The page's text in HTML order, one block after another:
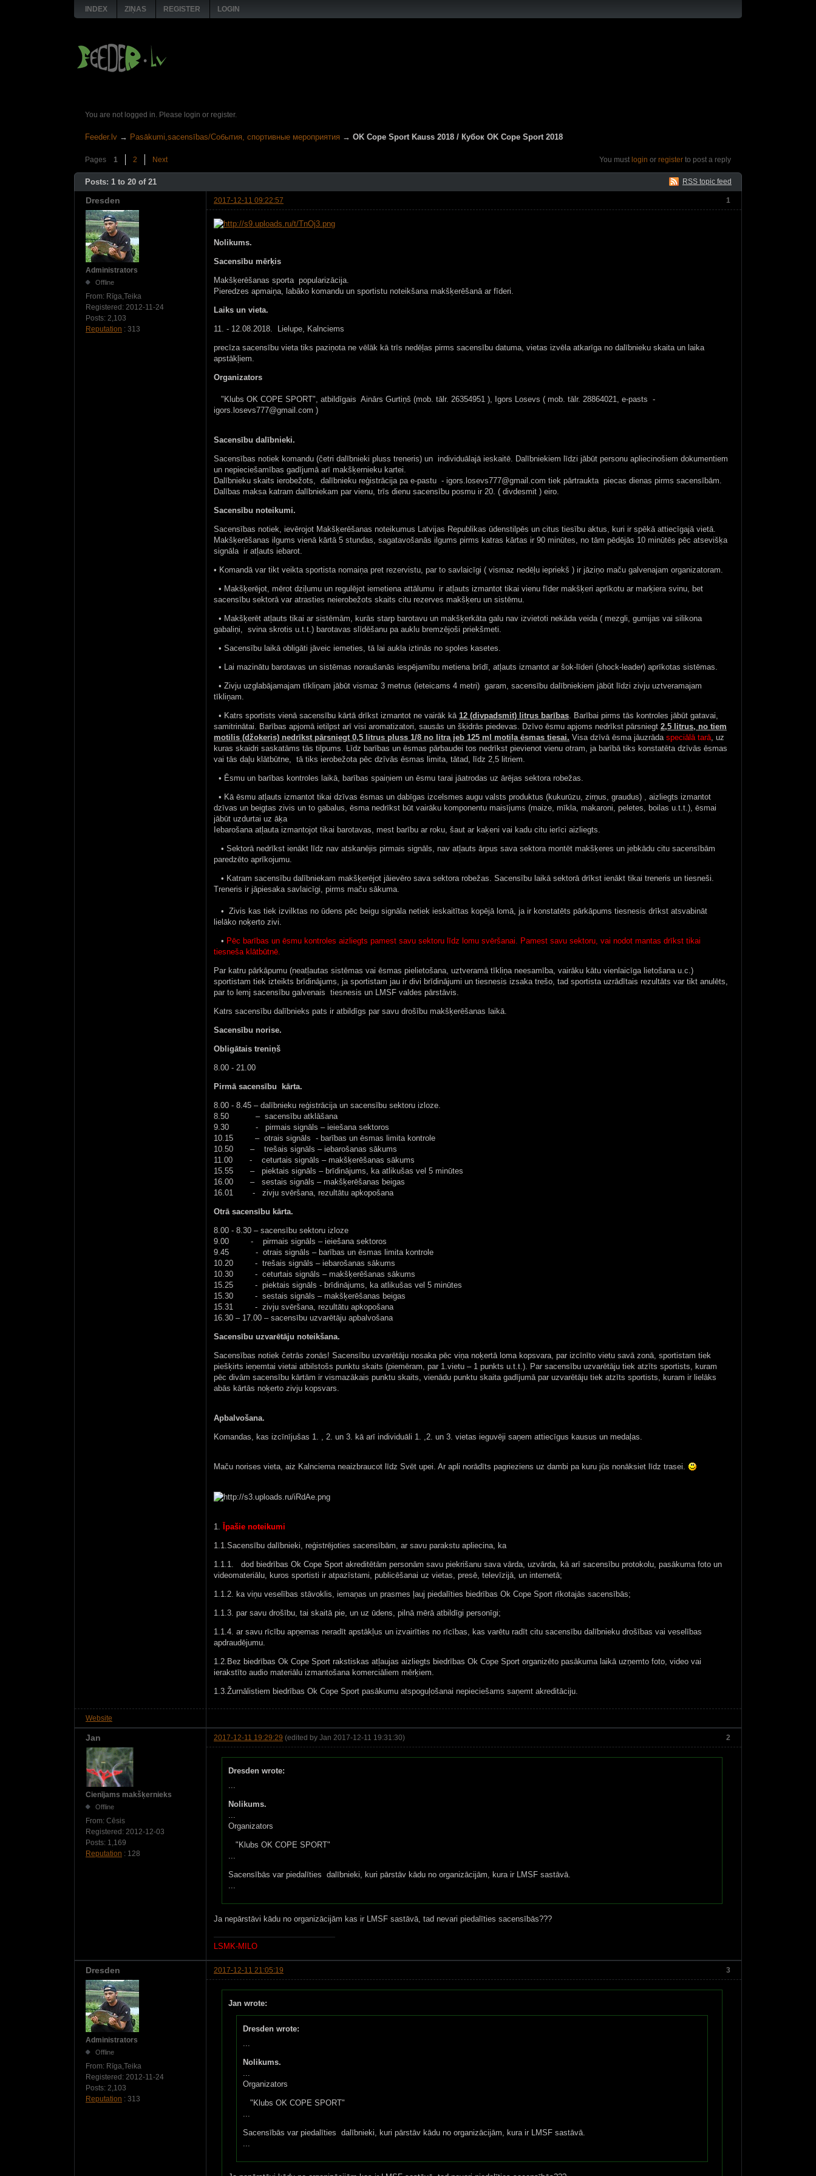
INDEX ZIŅAS REGISTER LOGIN
You are not logged in. Please login or register.
Feeder.lv → Pasākumi,sacensības/События, спортивные мероприятия →OK Cope Sport Kauss 2018 / Кубок OK Cope Sport 2018
Pages 1 2 Next You must login or register to post a reply
RSS topic feed
Posts: 1 to 20 of 21
1
Dresden 2017-12-11 09:22:57
Administrators
Offline
From: Rīga,Teika
Registered: 2012-11-24
Posts: 2,103
Reputation : 313
Nolikums.
Sacensību mērķis
Makšķerēšanas sporta popularizācija.
Pieredzes apmaiņa, labāko komandu un sportistu noteikšana makšķerēšanā ar fīderi.
Laiks un vieta.
11. - 12.08.2018. Lielupe, Kalnciems
precīza sacensību vieta tiks paziņota ne vēlāk kā trīs nedēļas pirms sacensību datuma, vietas izvēla atkarīga no dalībnieku skaita un laika
apstākļiem.
Organizators
"Klubs OK COPE SPORT", atbildīgais Ainārs Gurtiņš (mob. tālr. 26354951 ), Igors Losevs ( mob. tālr. 28864021, e-pasts -
igors.losevs777@gmail.com )
Sacensību dalībnieki.
Sacensības notiek komandu (četri dalībnieki pluss treneris) un individuālajā ieskaitē. Dalībniekiem līdzi jābūt personu apliecinošiem dokumentiem
un nepieciešamības gadījumā arī makšķernieku kartei.
Dalībnieku skaits ierobežots, dalībnieku reģistrācija pa e-pastu - igors.losevs777@gmail.com tiek pārtraukta piecas dienas pirms sacensībām.
Dalības maksa katram dalībniekam par vienu, trīs dienu sacensību posmu ir 20. ( divdesmit ) eiro.
Sacensību noteikumi.
Sacensības notiek, ievērojot Makšķerēšanas noteikumus Latvijas Republikas ūdenstilpēs un citus tiesību aktus, kuri ir spēkā attiecīgajā vietā.
Makšķerēšanas ilgums vienā kārtā 5 stundas, sagatavošanās ilgums pirms katras kārtas ir 90 minūtes, no tām pēdējās 10 minūtēs pēc atsevišķa
signāla ir atļauts iebarot.
• Komandā var tikt veikta sportista nomaiņa pret rezervistu, par to savlaicīgi ( vismaz nedēļu iepriekš ) ir jāziņo maču galvenajam organizatoram.
• Makšķerējot, mērot dziļumu un regulējot iemetiena attālumu ir atļauts izmantot tikai vienu fīder makšķeri aprīkotu ar marķiera svinu, bet
sacensību sektorā var atrasties neierobežots skaits citu rezerves makšķeru un sistēmu.
• Makšķerēt atļauts tikai ar sistēmām, kurās starp barotavu un makšķerkāta galu nav izvietoti nekāda veida ( mezgli, gumijas vai silikona
gabaliņi, svina skrotis u.t.t.) barotavas slīdēšanu pa auklu bremzējoši priekšmeti.
• Sacensību laikā obligāti jāveic iemeties, tā lai aukla iztinās no spoles kasetes.
• Lai mazinātu barotavas un sistēmas noraušanās iespējamību metiena brīdī, atļauts izmantot ar šok-līderi (shock-leader) aprīkotas sistēmas.
• Zivju uzglabājamajam tīkliņam jābūt vismaz 3 metrus (ieteicams 4 metri) garam, sacensību dalībniekiem jābūt līdzi zivju uztveramajam
tīkliņam.
• Katrs sportists vienā sacensību kārtā drīkst izmantot ne vairāk kā 12 (divpadsmit) litrus barības . Barībai pirms tās kontroles jābūt gatavai,
samitrinātai. Barības apjomā ietilpst arī visi aromatizatori, sausās un šķidrās piedevas. Dzīvo ēsmu apjoms nedrīkst pārsniegt 2,5 litrus, no tiem
motilis (džokeris) nedrīkst pārsniegt 0,5 litrus pluss 1/8 no litra jeb 125 ml motiļa ēsmas tiesai. Visa dzīvā ēsma jāuzrāda speciālā tarā , uz
kuras skaidri saskatāms tās tilpums. Līdz barības un ēsmas pārbaudei tos nedrīkst pievienot vienu otram, ja barībā tiks konstatēta dzīvās ēsmas
vai tās daļu klātbūtne, tā tiks ierobežota pēc dzīvās ēsmas limita, tātad, līdz 2,5 litriem.
• Ēsmu un barības kontroles laikā, barības spaiņiem un ēsmu tarai jāatrodas uz ārējas sektora robežas.
• Kā ēsmu atļauts izmantot tikai dzīvas ēsmas un dabīgas izcelsmes augu valsts produktus (kukurūzu, zirņus, graudus) , aizliegts izmantot
dzīvas un beigtas zivis un to gabalus, ēsma nedrīkst būt vairāku komponentu maisījums (maize, mīkla, makaroni, peletes, boilas u.t.t.), ēsmai
jābūt uzdurtai uz āķa
Iebarošana atļauta izmantojot tikai barotavas, mest barību ar roku, šaut ar kaķeni vai kadu citu ierīci aizliegts.
• Sektorā nedrīkst ienākt līdz nav atskanējis pirmais signāls, nav atļauts ārpus sava sektora montēt makšķeres un jebkādu citu sacensībām
paredzēto aprīkojumu.
• Katram sacensību dalībniekam makšķerējot jāievēro sava sektora robežas. Sacensību laikā sektorā drīkst ienākt tikai treneris un tiesneši.
Treneris ir jāpiesaka savlaicīgi, pirms maču sākuma.
• Zivis kas tiek izvilktas no ūdens pēc beigu signāla netiek ieskaitītas kopējā lomā, ja ir konstatēts pārkāpums tiesnesis drīkst atsvabināt
lielāko noķerto zivi.
• Pēc barības un ēsmu kontroles aizliegts pamest savu sektoru līdz lomu svēršanai. Pamest savu sektoru, vai nodot mantas drīkst tikai
tiesneša klātbūtnē.
Par katru pārkāpumu (neatļautas sistēmas vai ēsmas pielietošana, uztveramā tīkliņa neesamība, vairāku kātu vienlaicīga lietošana u.c.)
sportistam tiek izteikts brīdinājums, ja sportistam jau ir divi brīdinājumi un tiesnesis izsaka trešo, tad sportista uzrādītais rezultāts var tikt anulēts,
par to lemj sacensību galvenais tiesnesis un LMSF valdes pārstāvis.
Katrs sacensību dalībnieks pats ir atbildīgs par savu drošību makšķerēšanas laikā.
Sacensību norise.
Obligātais treniņš
8.00 - 21.00
Pirmā sacensību kārta.
8.00 - 8.45 – dalībnieku reģistrācija un sacensību sektoru izloze.
8.50 – sacensību atklāšana
9.30 - pirmais signāls – ieiešana sektoros
10.15 – otrais signāls - barības un ēsmas limita kontrole
10.50 – trešais signāls – iebarošanas sākums
11.00 - ceturtais signāls – makšķerēšanas sākums
15.55 – piektais signāls – brīdinājums, ka atlikušas vel 5 minūtes
16.00 – sestais signāls – makšķerēšanas beigas
16.01 - zivju svēršana, rezultātu apkopošana
Otrā sacensību kārta.
8.00 - 8.30 – sacensību sektoru izloze
9.00 - pirmais signāls – ieiešana sektoros
9.45 - otrais signāls – barības un ēsmas limita kontrole
10.20 - trešais signāls – iebarošanas sākums
10.30 - ceturtais signāls – makšķerēšanas sākums
15.25 - piektais signāls - brīdinājums, ka atlikušas vel 5 minūtes
15.30 - sestais signāls – makšķerēšanas beigas
15.31 - zivju svēršana, rezultātu apkopošana
16.30 – 17.00 – sacensību uzvarētāju apbalvošana
Sacensību uzvarētāju noteikšana.
Sacensības notiek četrās zonās! Sacensību uzvarētāju nosaka pēc viņa noķertā loma kopsvara, par izcīnīto vietu savā zonā, sportistam tiek
piešķirts ieņemtai vietai atbilstošs punktu skaits (piemēram, par 1.vietu – 1 punkts u.t.t.). Par sacensību uzvarētāju tiek atzīts sportists, kuram
pēc divām sacensību kārtām ir vismazākais punktu skaits, vienādu punktu skaita gadījumā par uzvarētāju tiek atzīts sportists, kuram ir lielāks
abās kārtās noķerto zivju kopsvars.
Apbalvošana.
Komandas, kas izcīnījušas 1. , 2. un 3. kā arī individuāli 1. ,2. un 3. vietas ieguvēji saņem attiecīgus kausus un medaļas.
Maču norises vieta, aiz Kalnciema neaizbraucot līdz Svēt upei. Ar apli norādīts pagrieziens uz dambi pa kuru jūs nonāksiet līdz trasei.
1. Īpašie noteikumi
1.1.Sacensību dalībnieki, reģistrējoties sacensībām, ar savu parakstu apliecina, ka
1.1.1. dod biedrības Ok Cope Sport akreditētām personām savu piekrišanu sava vārda, uzvārda, kā arī sacensību protokolu, pasākuma foto un
videomateriālu, kuros sportisti ir atpazīstami, publicēšanai uz vietas, presē, televīzijā, un internetā;
1.1.2. ka viņu veselības stāvoklis, iemaņas un prasmes ļauj piedalīties biedrības Ok Cope Sport rīkotajās sacensībās;
1.1.3. par savu drošību, tai skaitā pie, un uz ūdens, pilnā mērā atbildīgi personīgi;
1.1.4. ar savu rīcību apņemas neradīt apstākļus un izvairīties no rīcības, kas varētu radīt citu sacensību dalībnieku drošības vai veselības
apdraudējumu.
1.2.Bez biedrības Ok Cope Sport rakstiskas atļaujas aizliegts biedrības Ok Cope Sport organizēto pasākuma laikā uzņemto foto, video vai
ierakstīto audio materiālu izmantošana komerciāliem mērķiem.
1.3.Žurnālistiem biedrības Ok Cope Sport pasākumu atspoguļošanai nepieciešams saņemt akreditāciju.
Website
2
Jan 2017-12-11 19:29:29 (edited by Jan 2017-12-11 19:31:30)
Cienījams makšķernieks
Offline
From: Cēsis
Registered: 2012-12-03
Posts: 1,169
Reputation : 128
Dresden wrote:
...
Nolikums.
...
Organizators
"Klubs OK COPE SPORT"
...
Sacensībās var piedalīties dalībnieki, kuri pārstāv kādu no organizācijām, kura ir LMSF sastāvā.
...
Ja nepārstāvi kādu no organizācijām kas ir LMSF sastāvā, tad nevari piedalīties sacensībās???
LSMK-MILO
3
Dresden 2017-12-11 21:05:19
Administrators
Offline
From: Rīga,Teika
Registered: 2012-11-24
Posts: 2,103
Reputation : 313
Jan wrote:
Dresden wrote:
...
Nolikums.
...
Organizators
"Klubs OK COPE SPORT"
...
Sacensībās var piedalīties dalībnieki, kuri pārstāv kādu no organizācijām, kura ir LMSF sastāvā.
...